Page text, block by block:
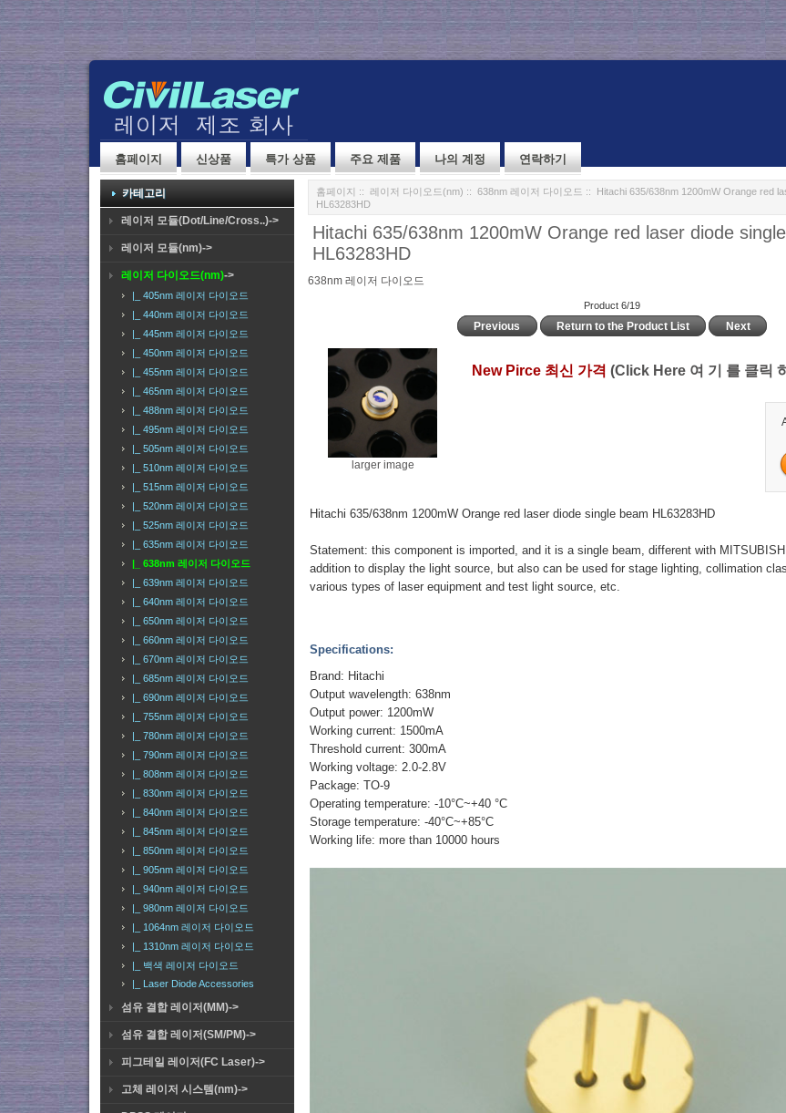
홈페이지 신상품 특가 상품 주요 제품 나의 계정 연락하기
카테고리
레이저 모듈(Dot/Line/Cross..)->
레이저 모듈(nm)->
레이저 다이오드(nm)->
|_ 405nm 레이저 다이오드
|_ 440nm 레이저 다이오드
|_ 445nm 레이저 다이오드
|_ 450nm 레이저 다이오드
|_ 455nm 레이저 다이오드
|_ 465nm 레이저 다이오드
|_ 488nm 레이저 다이오드
|_ 495nm 레이저 다이오드
|_ 505nm 레이저 다이오드
|_ 510nm 레이저 다이오드
|_ 515nm 레이저 다이오드
|_ 520nm 레이저 다이오드
|_ 525nm 레이저 다이오드
|_ 635nm 레이저 다이오드
|_ 638nm 레이저 다이오드
|_ 639nm 레이저 다이오드
|_ 640nm 레이저 다이오드
|_ 650nm 레이저 다이오드
|_ 660nm 레이저 다이오드
|_ 670nm 레이저 다이오드
|_ 685nm 레이저 다이오드
|_ 690nm 레이저 다이오드
|_ 755nm 레이저 다이오드
|_ 780nm 레이저 다이오드
|_ 790nm 레이저 다이오드
|_ 808nm 레이저 다이오드
|_ 830nm 레이저 다이오드
|_ 840nm 레이저 다이오드
|_ 845nm 레이저 다이오드
|_ 850nm 레이저 다이오드
|_ 905nm 레이저 다이오드
|_ 940nm 레이저 다이오드
|_ 980nm 레이저 다이오드
|_ 1064nm 레이저 다이오드
|_ 1310nm 레이저 다이오드
|_ 백색 레이저 다이오드
|_ Laser Diode Accessories
섬유 결합 레이저(MM)->
섬유 결합 레이저(SM/PM)->
피그테일 레이저(FC Laser)->
고체 레이저 시스템(nm)->
홈페이지 :: 레이저 다이오드(nm) :: 638nm 레이저 다이오드 :: Hitachi 635/638nm 1200mW Orange red
HL63283HD
Hitachi 635/638nm 1200mW Orange red laser diode
HL63283HD
638nm 레이저 다이오드
Product 6/19
Previous Return to the Product List Next
larger image
New Pirce 최신 가격 (Click Here 여 기 를 클릭
Hitachi 635/638nm 1200mW Orange red laser diode single beam HL63283HD
Statement: this component is imported, and it is a single beam, different with
addition to display the light source, but also can be used for stage lighting, collimation
various types of laser equipment and test light source, etc.
Specifications:
Brand: Hitachi
Output wavelength: 638nm
Output power: 1200mW
Working current: 1500mA
Threshold current: 300mA
Working voltage: 2.0-2.8V
Package: TO-9
Operating temperature: -10°C~+40 °C
Storage temperature: -40°C~+85°C
Working life: more than 10000 hours